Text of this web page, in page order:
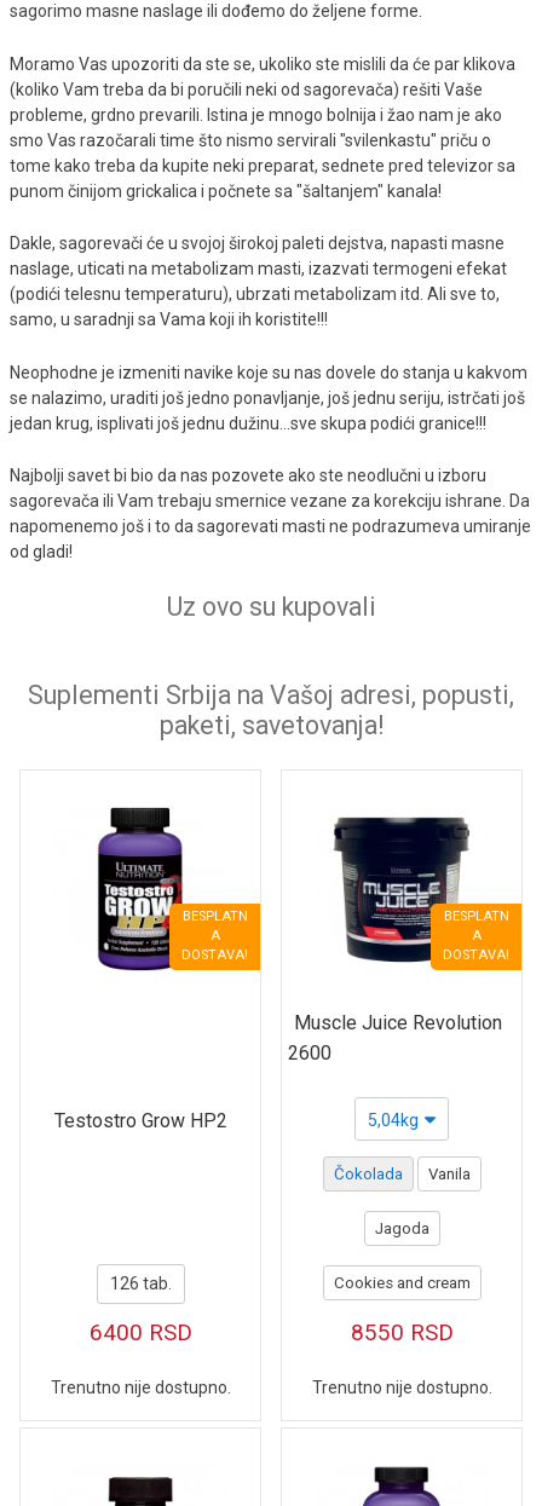
sagorimo masne naslage ili dođemo do željene forme.
Moramo Vas upozoriti da ste se, ukoliko ste mislili da će par klikova
(koliko Vam treba da bi poručili neki od sagorevača) rešiti Vaše
probleme, grdno prevarili. Istina je mnogo bolnija i žao nam je ako
smo Vas razočarali time što nismo servirali "svilenkastu" priču o
tome kako treba da kupite neki preparat, sednete pred televizor sa
punom činijom grickalica i počnete sa "šaltanjem" kanala!
Dakle, sagorevači će u svojoj širokoj paleti dejstva, napasti masne
naslage, uticati na metabolizam masti, izazvati termogeni efekat
(podići telesnu temperaturu), ubrzati metabolizam itd. Ali sve to,
samo, u saradnji sa Vama koji ih koristite!!!
Neophodne je izmeniti navike koje su nas dovele do stanja u kakvom
se nalazimo, uraditi još jedno ponavljanje, još jednu seriju, istrčati još
jedan krug, isplivati još jednu dužinu...sve skupa podići granice!!!
Najbolji savet bi bio da nas pozovete ako ste neodlučni u izboru
sagorevača ili Vam trebaju smernice vezane za korekciju ishrane. Da
napomenemo još i to da sagorevati masti ne podrazumeva umiranje
od gladi!
Uz ovo su kupovali
Suplementi Srbija na Vašoj adresi, popusti,
paketi, savetovanja!
BESPLATN
A
DOSTAVA!
Testostro Grow HP2
126 tab.
6400 RSD
Trenutno nije dostupno.
BESPLATN
A
DOSTAVA!
Muscle Juice Revolution
2600
5,04kg
Čokolada Vanila
Jagoda
Cookies and cream
8550 RSD
Trenutno nije dostupno.